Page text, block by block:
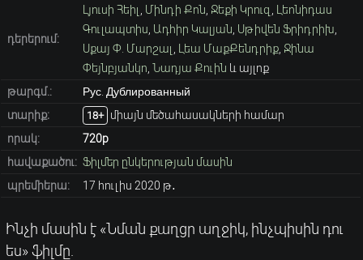
դերերում:
Լյուսի Հեիլ Մինդի Քոն Ջեքի Կրուզ
Լեոնիդաս
Գուլապտիս Ադհիր Կալյան Սթիվեն Ֆրիդրիխ
Սքայ Փ. Մարշալ
Լեա ՄաքՔենդրիք, Ջինա
Փեյնբյանկո Նադյա Քուին և այլոք
թարգմ.:
Рус. Дублированный
տարիք։
18+
միայն մեծահասակների համար
որակ:
720p
հավաքածու: Ֆիլմեր ընկերության մասին
պրեմիերա:
17 հուլիս 2020 թ․
Ինչի մասին է «Նման քաղցր աղջիկ, ինչպիսին դու
ես» ֆիլմը.